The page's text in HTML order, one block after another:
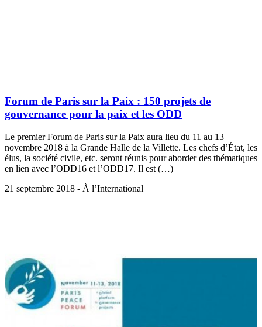
Forum de Paris sur la Paix : 150 projets de
gouvernance pour la paix et les ODD
Le premier Forum de Paris sur la Paix aura lieu du 11 au 13
novembre 2018 à la Grande Halle de la Villette. Les chefs d’État, les
élus, la société civile, etc. seront réunis pour aborder des thématiques
en lien avec l’ODD16 et l’ODD17. Il est (…)
21 septembre 2018 - À l’International